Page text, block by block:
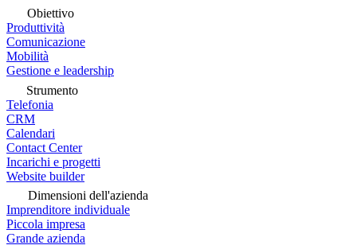
Obiettivo
Produttività
Comunicazione
Mobilità
Gestione e leadership
Strumento
Telefonia
CRM
Calendari
Contact Center
Incarichi e progetti
Website builder
Dimensioni dell'azienda
Imprenditore individuale
Piccola impresa
Grande azienda